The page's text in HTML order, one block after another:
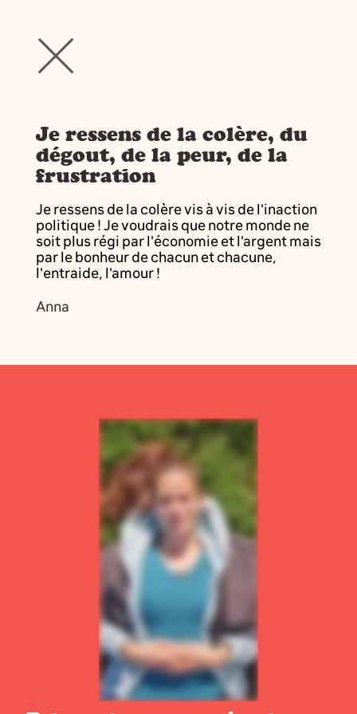
Je ressens de la colère, du
dégout, de la peur, de la
frustration
Je ressens de la colère vis à vis de l'inaction
politique ! Je voudrais que notre monde ne
soit plus régi par l'économie et l'argent mais
par le bonheur de chacun et chacune,
l'entraide, l'amour !
Anna